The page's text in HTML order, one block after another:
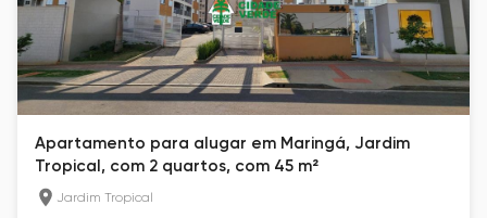
Apartamento para alugar em Maringá, Jardim
Tropical, com 2 quartos, com 45 m²
Jardim Tropical